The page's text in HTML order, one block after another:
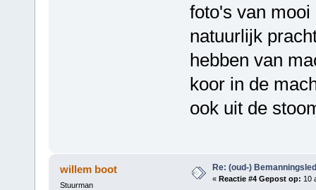
foto's van
natuurlijk
hebben van
koor in de
ook uit de
willem boot
Stuurman
Re: (oud-)
« Reactie #4 Gepost op: 10